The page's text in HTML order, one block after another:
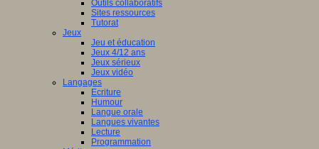
Outils collaboratifs
Sites ressources
Tutorat
Jeux
Jeu et éducation
Jeux 4/12 ans
Jeux sérieux
Jeux vidéo
Langages
Ecriture
Humour
Langue orale
Langues vivantes
Lecture
Programmation